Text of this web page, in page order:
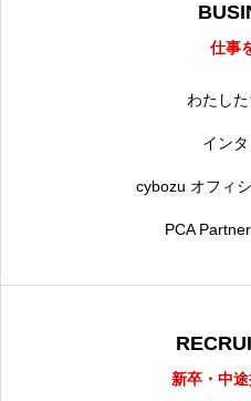
仕事
わたし
イン
cybozu オフィ
PCA
新卒・中